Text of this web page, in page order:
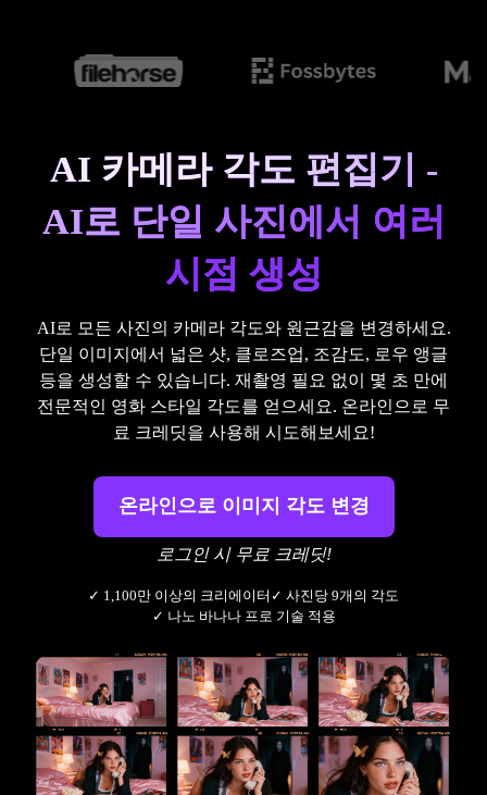
AI 카메라 각도 편집기 -
AI로 단일 사진에서 여러
시점 생성
AI로 모든 사진의 카메라 각도와 원근감을 변경하세요.
단일 이미지에서 넓은 샷, 클로즈업, 조감도, 로우 앵글
등을 생성할 수 있습니다. 재촬영 필요 없이 몇 초 만에
전문적인 영화 스타일 각도를 얻으세요. 온라인으로 무
료 크레딧을 사용해 시도해보세요!
온라인으로 이미지 각도 변경
로그인 시 무료 크레딧!
✓ 1,100만 이상의 크리에이터 ✓ 사진당 9개의 각도
✓ 나노 바나나 프로 기술 적용